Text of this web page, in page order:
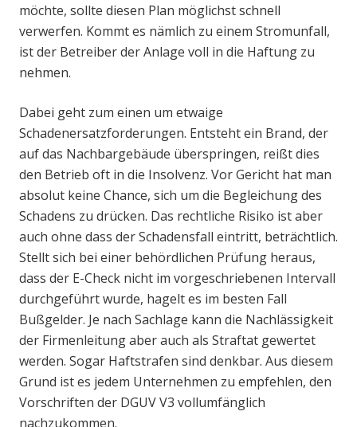
möchte, sollte diesen Plan möglichst schnell
verwerfen. Kommt es nämlich zu einem Stromunfall,
ist der Betreiber der Anlage voll in die Haftung zu
nehmen.
Dabei geht zum einen um etwaige
Schadenersatzforderungen. Entsteht ein Brand, der
auf das Nachbargebäude überspringen, reißt dies
den Betrieb oft in die Insolvenz. Vor Gericht hat man
absolut keine Chance, sich um die Begleichung des
Schadens zu drücken. Das rechtliche Risiko ist aber
auch ohne dass der Schadensfall eintritt, beträchtlich.
Stellt sich bei einer behördlichen Prüfung heraus,
dass der E-Check nicht im vorgeschriebenen Intervall
durchgeführt wurde, hagelt es im besten Fall
Bußgelder. Je nach Sachlage kann die Nachlässigkeit
der Firmenleitung aber auch als Straftat gewertet
werden. Sogar Haftstrafen sind denkbar. Aus diesem
Grund ist es jedem Unternehmen zu empfehlen, den
Vorschriften der DGUV V3 vollumfänglich
nachzukommen.